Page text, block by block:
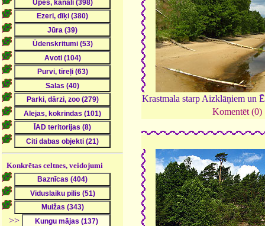
Konkrētas celtnes, veidojumi
>>
Krastmala starp Aizklāņiem un
Komentēt (0)